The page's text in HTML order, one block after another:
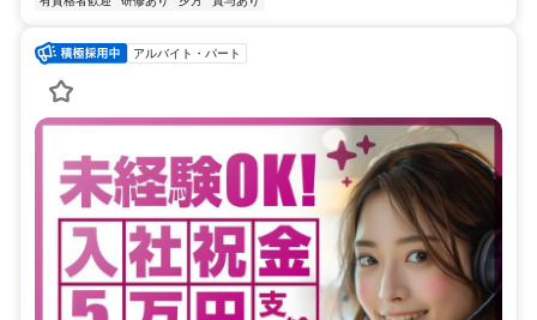
アルバイト・パート